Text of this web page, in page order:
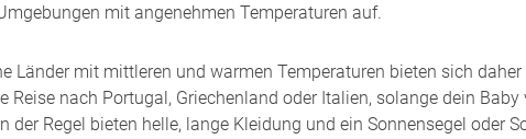
Richtig Schlafen
Richtig Stillen
mit angenehmen Temperaturen auf.
Länder mit mittleren und warmen Temperaturen bieten sich
Reise nach Portugal, Griechenland oder Italien, solange dein
der Regel bieten helle, lange Kleidung und ein Sonnensegel oder